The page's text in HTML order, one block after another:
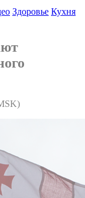
Здоровье Кухня